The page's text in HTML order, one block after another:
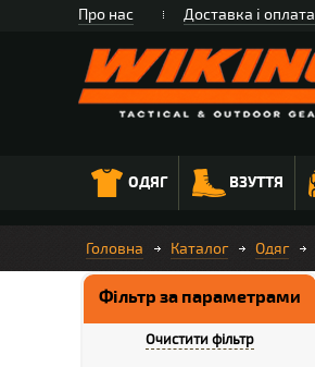
Про нас Доставка і оплата
ОДЯГ ВЗУТТЯ
Головна Каталог Одяг
Фільтр за параметрами
Очистити фільтр